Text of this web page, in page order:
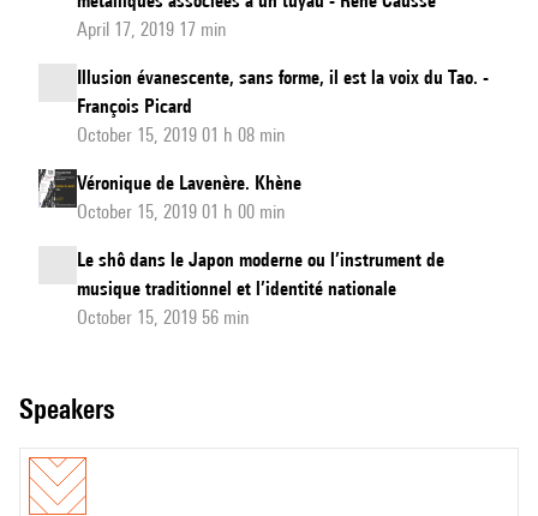
April 17, 2019 17 min
Illusion évanescente, sans forme, il est la voix du Tao. -
François Picard
October 15, 2019 01 h 08 min
Véronique de Lavenère. Khène
October 15, 2019 01 h 00 min
Le shô dans le Japon moderne ou l’instrument de
musique traditionnel et l’identité nationale
October 15, 2019 56 min
speakers